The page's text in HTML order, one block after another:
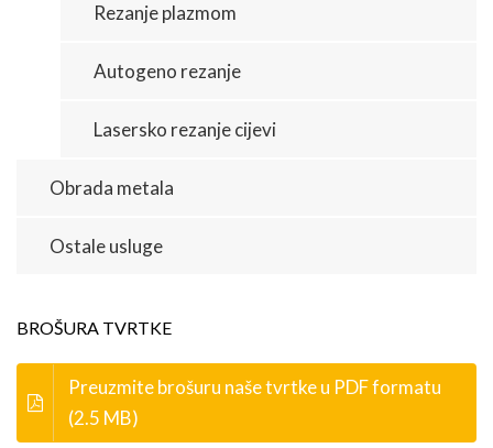
Rezanje plazmom
Autogeno rezanje
Lasersko rezanje cijevi
Obrada metala
Ostale usluge
BROŠURA TVRTKE
Preuzmite brošuru naše tvrtke u PDF formatu
(2.5 MB)